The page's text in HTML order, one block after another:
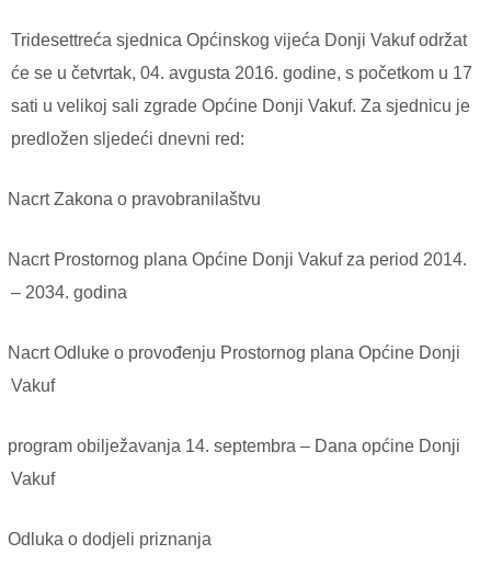
Tridesettreća sjednica Općinskog vijeća Donji Vakuf održat
će se u četvrtak, 04. avgusta 2016. godine, s početkom u 17
sati u velikoj sali zgrade Općine Donji Vakuf. Za sjednicu je
predložen sljedeći dnevni red:
Nacrt Zakona o pravobranilaštvu
Nacrt Prostornog plana Općine Donji Vakuf za period 2014.
– 2034. godina
Nacrt Odluke o provođenju Prostornog plana Općine Donji
Vakuf
program obilježavanja 14. septembra – Dana općine Donji
Vakuf
Odluka o dodjeli priznanja